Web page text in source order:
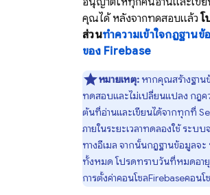
คุณได้ หลังจากทดสอบแล้วโ
ส่วนทำความเข้าใจกฎฐานข้
ของ Firebase
หมายเหตุ: หากคุณสร้างฐาน
ทดสอบและไม่เปลี่ยนแปลง กฎค
ต้นที่อ่านและเขียนได้จากทุกที่
ภายในระยะเวลาทดลองใช้ ระบ
ทางอีเมล จากนั้นกฎฐานข้อมูลจะ
ทั้งหมด โปรดทราบวันที่หมดอา
การตั้งค่าคอนโซลFirebaseคอนโ